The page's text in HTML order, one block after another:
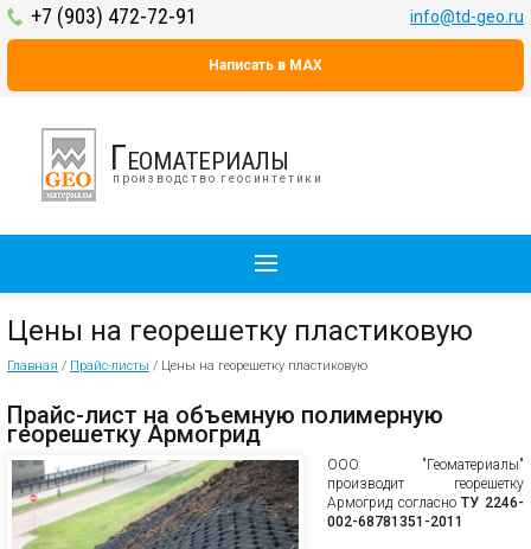
+7 (903) 472-72-91 info@td-geo.ru
Написать в MAX
Геоматериалы
производство геосинтетики
Цены на георешетку пластиковую
Главная / Прайс-листы / Цены на георешетку пластиковую
Прайс-лист на объемную полимерную
георешетку Армогрид
ООО "Геоматериалы"
производит георешетку
Армогрид согласноТУ 2246-
002-68781351-2011